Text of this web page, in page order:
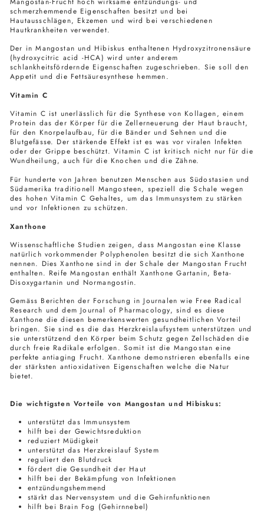
schmerzhemmende Eigenschaften besitzt und bei
Hautausschlägen, Ekzemen und wird bei verschiedenen
Hautkrankheiten verwendet.
Der in Mangostan und Hibiskus enthaltenen Hydroxyzitronensäure
(hydroxycitric acid -HCA) wird unter anderem
schlankheitsfördernde Eigenschaften zugeschrieben. Sie soll den
Appetit und die Fettsäuresynthese hemmen.
Vitamin C
Vitamin C ist unerlässlich für die Synthese von Kollagen, einem
Protein das der Körper für die Zellerneuerung der Haut braucht,
für den Knorpelaufbau, für die Bänder und Sehnen und die
Blutgefässe. Der stärkende Effekt ist es was vor viralen Infekten
oder der Grippe beschützt. Vitamin C ist kritisch nicht nur für die
Wundheilung, auch für die Knochen und die Zähne.
Für hunderte von Jahren benutzen Menschen aus Südostasien und
Südamerika traditionell Mangosteen, speziell die Schale wegen
des hohen Vitamin C Gehaltes, um das Immunsystem zu stärken
und vor Infektionen zu schützen.
Xanthone
Wissenschaftliche Studien zeigen, dass Mangostan eine Klasse
natürlich vorkommender Polyphenolen besitzt die sich Xanthone
nennen. Dies Xanthone sind in der Schale der Mangostan Frucht
enthalten. Reife Mangostan enthält Xanthone Gartanin, Beta-
Disoxygartanin und Normangostin.
Gemäss Berichten der Forschung in Journalen wie Free Radical
Research und dem Journal of Pharmacology, sind es diese
Xanthone die diesen bemerkenswerten gesundheitlichen Vorteil
bringen. Sie sind es die das Herzkreislaufsystem unterstützen und
sie unterstützend den Körper beim Schutz gegen Zellschäden die
durch freie Radikale erfolgen. Somit ist die Mangostan eine
perfekte antiaging Frucht. Xanthone demonstrieren ebenfalls eine
der stärksten antioxidativen Eigenschaften welche die Natur
bietet.
Die wichtigsten Vorteile von Mangostan und Hibiskus:
unterstützt das Immunsystem
hilft bei der Gewichtsreduktion
reduziert Müdigkeit
unterstützt das Herzkreislauf System
reguliert den Blutdruck
fördert die Gesundheit der Haut
hilft bei der Bekämpfung von Infektionen
entzündungshemmend
stärkt das Nervensystem und die Gehirnfunktionen
hilft bei Brain Fog (Gehirnnebel)